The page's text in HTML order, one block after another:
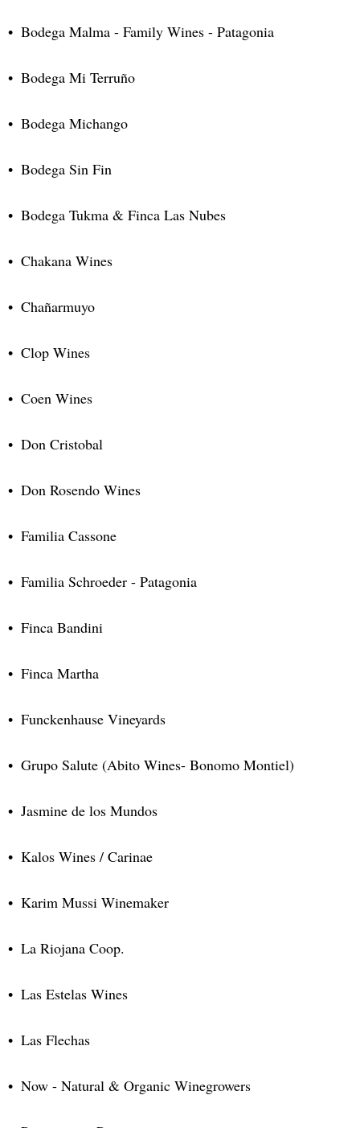
Bodega Malma - Family Wines - Patagonia
Bodega Mi Terruño
Bodega Michango
Bodega Sin Fin
Bodega Tukma & Finca Las Nubes
Chakana Wines
Chañarmuyo
Clop Wines
Coen Wines
Don Cristobal
Don Rosendo Wines
Familia Cassone
Familia Schroeder - Patagonia
Finca Bandini
Finca Martha
Funckenhause Vineyards
Grupo Salute (Abito Wines- Bonomo Montiel)
Jasmine de los Mundos
Kalos Wines / Carinae
Karim Mussi Winemaker
La Riojana Coop.
Las Estelas Wines
Las Flechas
Now - Natural & Organic Winegrowers